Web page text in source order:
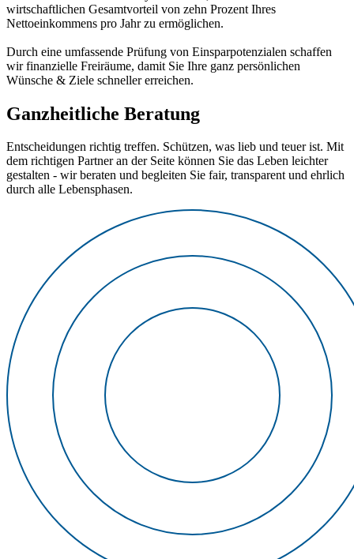
wirtschaftlichen Gesamtvorteil von zehn Prozent Ihres
Nettoeinkommens pro Jahr zu ermöglichen.
Durch eine umfassende Prüfung von Einsparpotenzialen schaffen
wir finanzielle Freiräume, damit Sie Ihre ganz persönlichen
Wünsche & Ziele schneller erreichen.
Ganzheitliche Beratung
Entscheidungen richtig treffen. Schützen, was lieb und teuer ist. Mit
dem richtigen Partner an der Seite können Sie das Leben leichter
gestalten - wir beraten und begleiten Sie fair, transparent und ehrlich
durch alle Lebensphasen.